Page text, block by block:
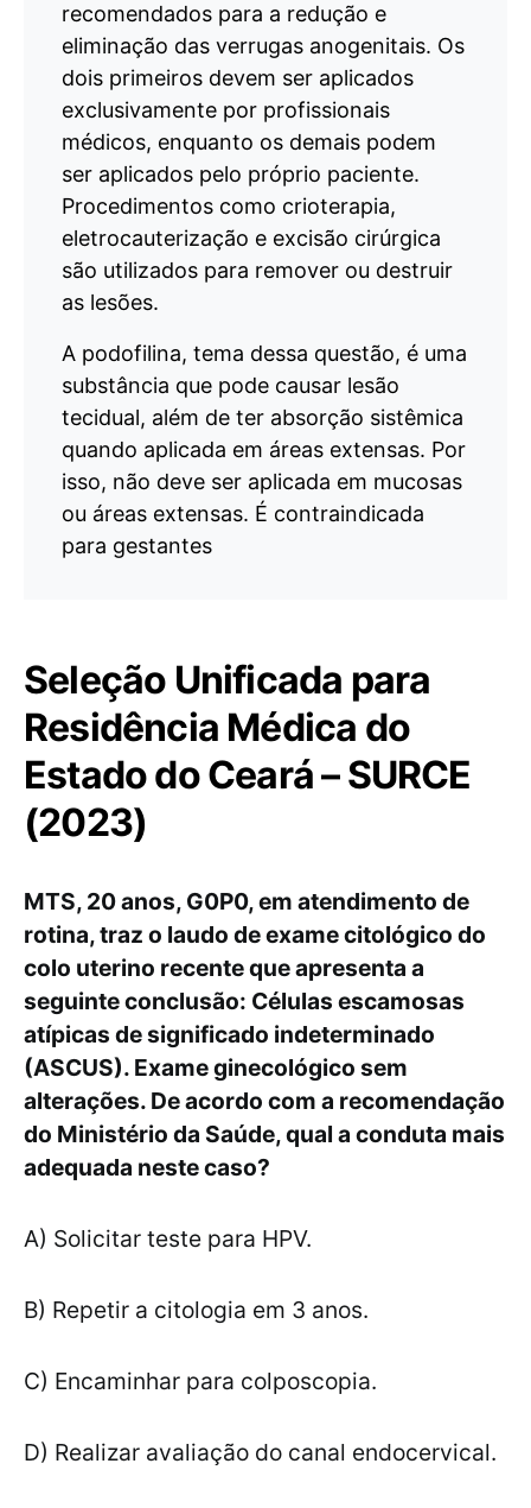
recomendados para a redução e
eliminação das verrugas anogenitais. Os
dois primeiros devem ser aplicados
exclusivamente por profissionais
médicos, enquanto os demais podem
ser aplicados pelo próprio paciente.
Procedimentos como crioterapia,
eletrocauterização e excisão cirúrgica
são utilizados para remover ou destruir
as lesões.
A podofilina, tema dessa questão, é uma
substância que pode causar lesão
tecidual, além de ter absorção sistêmica
quando aplicada em áreas extensas. Por
isso, não deve ser aplicada em mucosas
ou áreas extensas. É contraindicada
para gestantes
Seleção Unificada para
Residência Médica do
Estado do Ceará – SURCE
(2023)
MTS, 20 anos, G0P0, em atendimento de
rotina, traz o laudo de exame citológico do
colo uterino recente que apresenta a
seguinte conclusão: Células escamosas
atípicas de significado indeterminado
(ASCUS). Exame ginecológico sem
alterações. De acordo com a recomendação
do Ministério da Saúde, qual a conduta mais
adequada neste caso?
A) Solicitar teste para HPV.
B) Repetir a citologia em 3 anos.
C) Encaminhar para colposcopia.
D) Realizar avaliação do canal endocervical.